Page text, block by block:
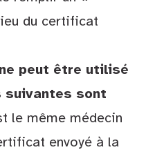
du certificat
peut être utilisé
suivantes sont
le même médecin
envoyé à la